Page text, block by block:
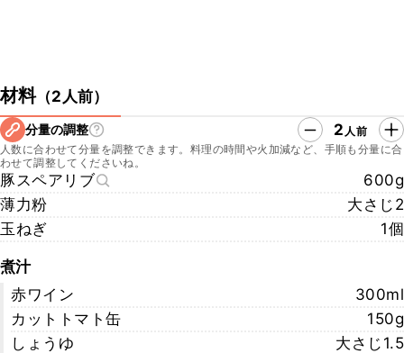
材料（2人前）
分量の調整 2 人前
人数に合わせて分量を調整できます。料理の時間や火加減など、手順も分量に合
わせて調整してくださいね。
豚スペアリブ
600g
薄力粉
大さじ2
玉ねぎ
1個
煮汁
赤ワイン
300ml
カットトマト缶
150g
しょうゆ
大さじ1.5